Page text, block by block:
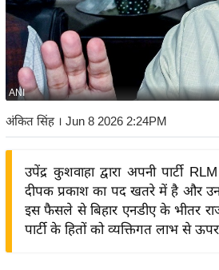
ANI
अंकित सिंह। Jun 8 2026 2:24PM
उपेंद्र कुशवाहा द्वारा अपनी पार्टी
दीपक प्रकाश का पद खतरे में है और
इस फैसले से बिहार एनडीए के भीतर
पार्टी के हितों को व्यक्तिगत लाभ से